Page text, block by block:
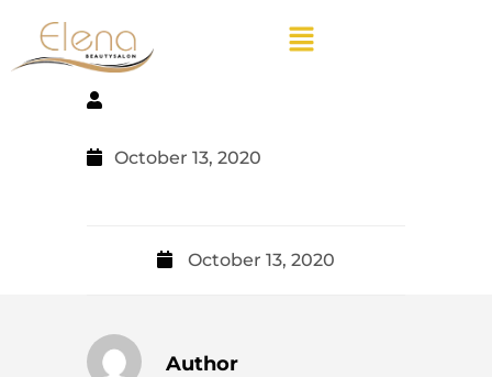
October 13, 2020
October 13, 2020
Author